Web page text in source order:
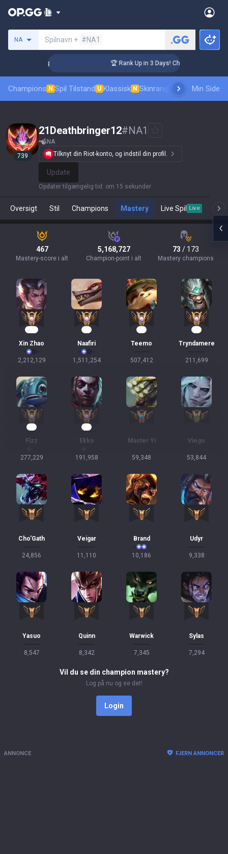
NA Spilnavn + #NA1
🏆 Rank Up in 3 Days! Challenger Coaching
Champions N Spil Tilstand U Klassisk N Skinrangliste RangPro
Min Side
739
21Deathbringer12#NA1
NA
Tilknyt din Riot-konto, og indstil din profil.
Update
Opdater tilgængelig tid : om 15 sekunder
Oversigt Stil Champions Mastery Live Spil Live
467
Mastery-score i alt
5,168,727
Champion-point i alt
73 / 173
Mastery champions
Xin Zhao
2,212,129
Naafiri
1,511,254
Teemo
507,412
Tryndamere
211,699
Fizz
277,229
Ekko
191,958
Master Yi
59,348
Viego
53,844
Cho'Gath
24,856
Veigar
11,110
Brand
10,186
Udyr
9,338
Yasuo
8,547
Quinn
8,342
Warwick
7,345
Sylas
7,294
Vil du se din champion mastery?
Log på nu og se det!
Login
ANNONCE FJERN ANNONCER